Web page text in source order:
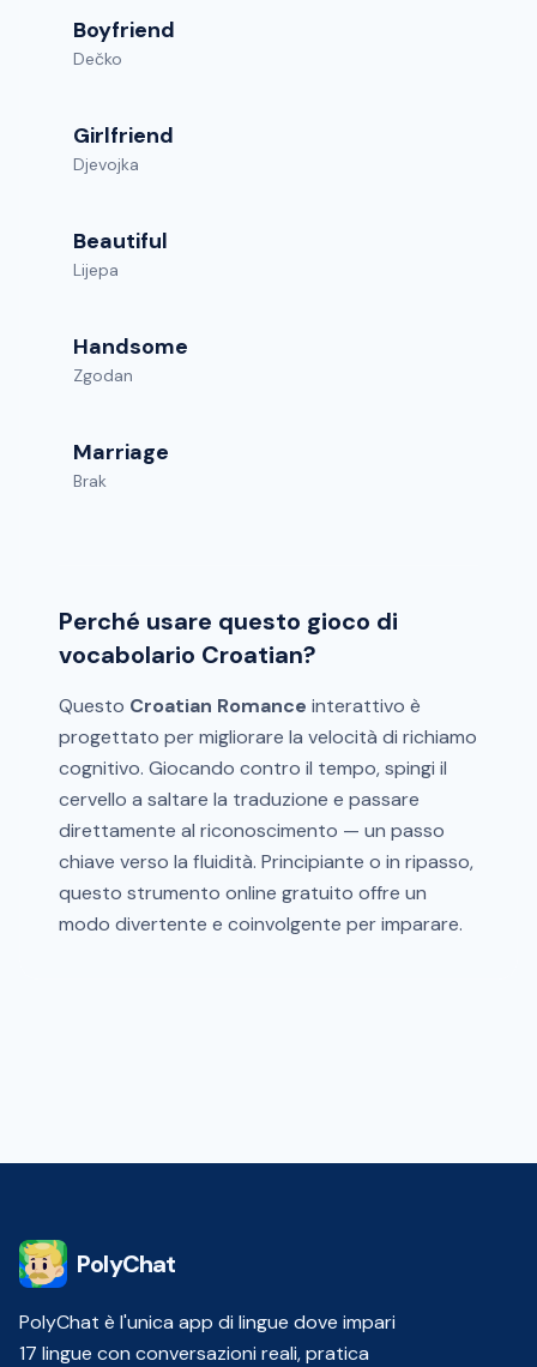
Boyfriend
Dečko
Girlfriend
Djevojka
Beautiful
Lijepa
Handsome
Zgodan
Marriage
Brak
Perché usare questo gioco di
vocabolario Croatian?
Questo Croatian Romance interattivo è
progettato per migliorare la velocità di richiamo
cognitivo. Giocando contro il tempo, spingi il
cervello a saltare la traduzione e passare
direttamente al riconoscimento — un passo
chiave verso la fluidità. Principiante o in ripasso,
questo strumento online gratuito offre un
modo divertente e coinvolgente per imparare.
PolyChat
PolyChat è l'unica app di lingue dove impari
17 lingue con conversazioni reali, pratica